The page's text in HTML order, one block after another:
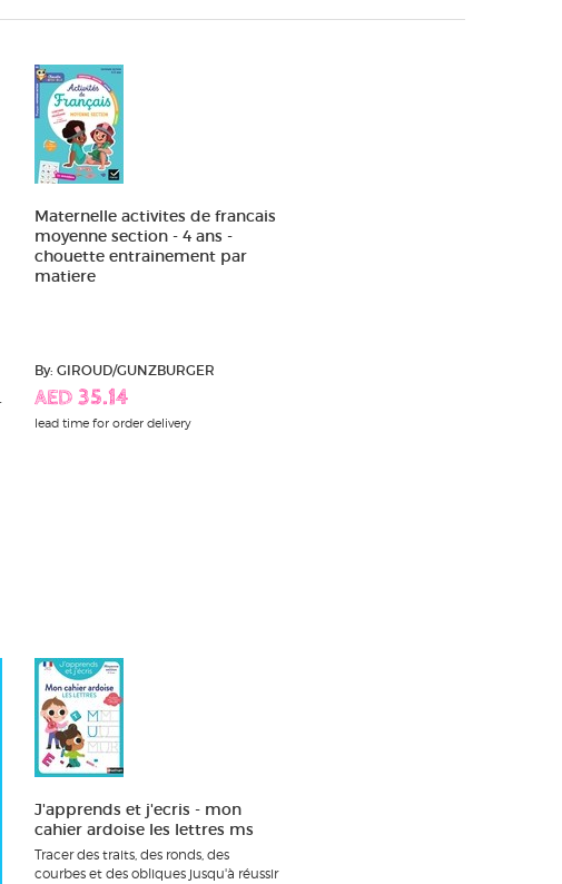
Maternelle activites de francais
moyenne section - 4 ans -
chouette entrainement par
matiere
By: GIROUD/GUNZBURGER
AED 35.14
lead time for order delivery
J'apprends et j'ecris - mon
cahier ardoise les lettres ms
Tracer des traits, des ronds, des
courbes et des obliques jusqu'à réussir